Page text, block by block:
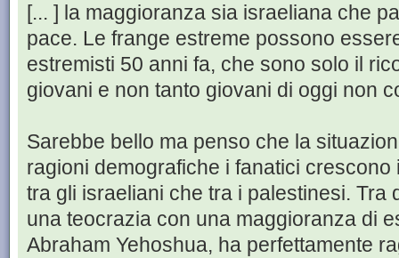
[... ] la maggioranza sia israeliana che
pace. Le frange estreme possono
estremisti 50 anni fa, che sono solo il
giovani e non tanto giovani di oggi non
Sarebbe bello ma penso che la
ragioni demografiche i fanatici
tra gli israeliani che tra i palestinesi. Tra
una teocrazia con una maggioranza di
Abraham Yehoshua, ha perfettamente